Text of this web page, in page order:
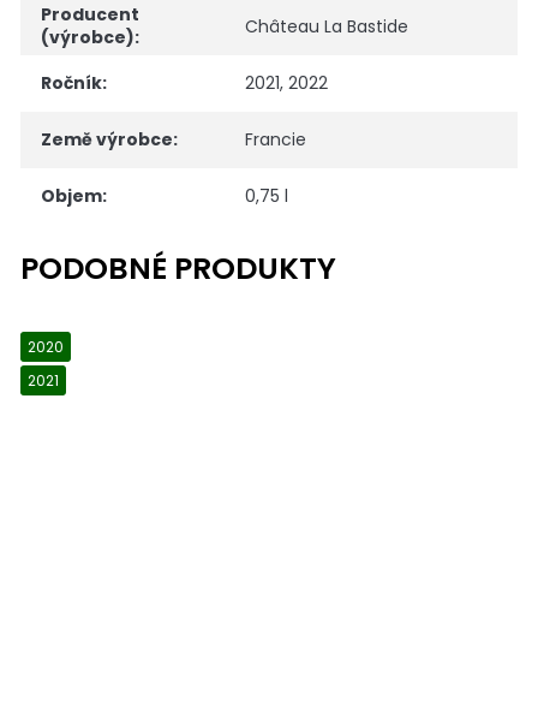
Producent
(výrobce): Château La Bastide
Ročník: 2021, 2022
Země výrobce: Francie
Objem: 0,75 l
2020
2021